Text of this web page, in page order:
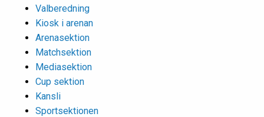
Valberedning
Kiosk i arenan
Arenasektion
Matchsektion
Mediasektion
Cup sektion
Kansli
Sportsektionen